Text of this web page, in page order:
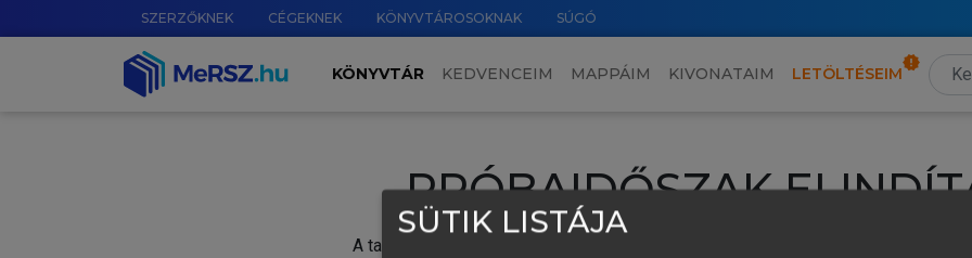
SZERZŐKNEK CÉGEKNEK KÖNYVTÁROSOKNAK SÚGÓ
KÖNYVTÁR KEDVENCEIM MAPPÁIM KIVONATAIM LETÖLTÉSEIM
PRÓBAIDŐSZAK
A tartalom megtekintéséhez lépj be a saját fiókoddal, iskolai azonosítóddal vagy
SÜTIK LISTÁJA